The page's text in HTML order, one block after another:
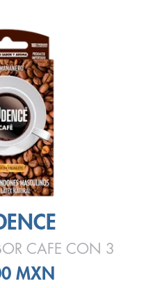
CAFE CON 3
MXN